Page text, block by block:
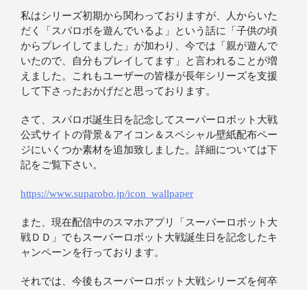
私はシリーズ初期から関わっておりますが、人からいた
だく「スパロボを遊んでいるよ」という話に「子供の頃
からプレイしてました」が加わり、今では「親が遊んで
いたので、自分もプレイしてます」と言われることが増
えました。これもユーザーの皆様が長年シリーズを支援
して下さったおかげだと思っております。
さて、スパロボ誕生日を記念してスーパーロボット大戦
公式サイトの背景＆アイコン＆スペシャル壁紙配布ペー
ジにいくつか素材を追加致しました。詳細については下
記をご覧下さい。
https://www.suparobo.jp/icon_wallpaper
また、現在配信中のスマホアプリ「スーパーロボット大
戦ＤＤ」でもスーパーロボット大戦誕生日を記念したキ
ャンペーンを行っております。
それでは、今後もスーパーロボット大戦シリーズを何卒